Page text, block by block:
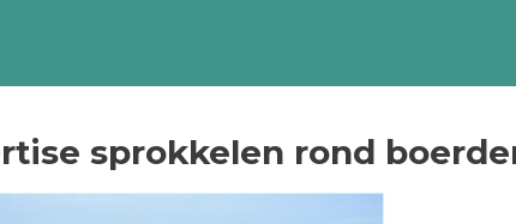
sprokkelen rond